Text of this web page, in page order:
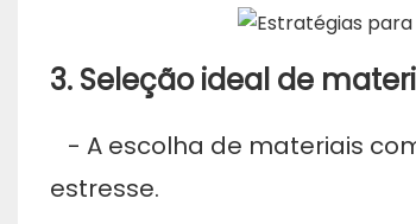
3. Seleção ideal de
- A escolha de materiais
estresse.